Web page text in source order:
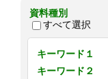
資料種別
すべて選択
キーワード１
キーワード２